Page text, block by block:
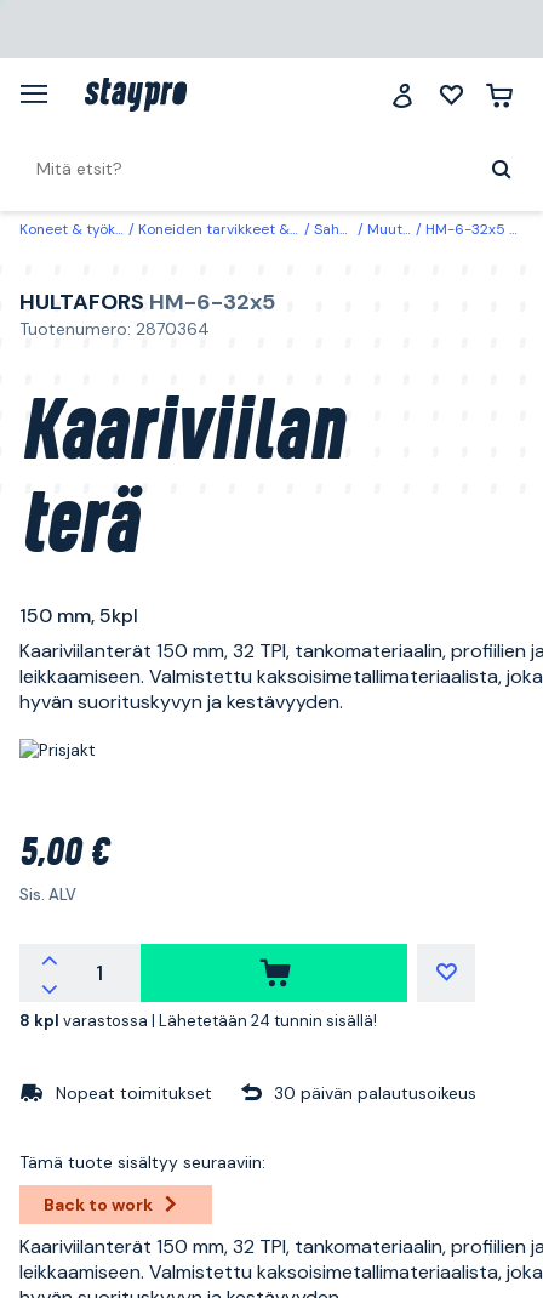
Koneet & työkalut Koneiden tarvikkeet & käyttöosat Sahanterät Muut sahanterät HM-6-32x5 Hultafors Kaariviilan terä 150 mm, 5kpl
HULTAFORS HM-6-32x5
Tuotenumero: 2870364
Kaariviilan
terä
150 mm, 5kpl
Kaariviilanterät 150 mm, 32 TPI, tankomateriaalin, profiilien
leikkaamiseen. Valmistettu kaksoisimetallimateriaalista,
hyvän suorituskyvyn ja kestävyyden.
5,00 €
Sis. ALV
8 kpl varastossa | Lähetetään 24 tunnin sisällä!
Nopeat toimitukset 30 päivän palautusoikeus
Tämä tuote sisältyy seuraaviin:
Back to work
Kaariviilanterät 150 mm, 32 TPI, tankomateriaalin, profiilien
leikkaamiseen. Valmistettu kaksoisimetallimateriaalista,